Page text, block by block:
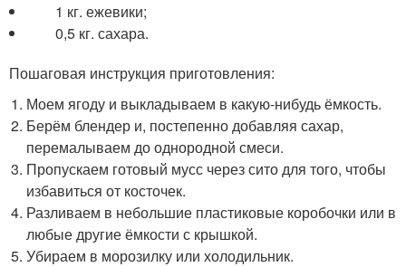
1 кг. ежевики;
0,5 кг. сахара.
Пошаговая инструкция приготовления:
Моем ягоду и выкладываем в какую-нибудь ёмкость.
Берём блендер и, постепенно добавляя сахар,
перемалываем до однородной смеси.
Пропускаем готовый мусс через сито для того, чтобы
избавиться от косточек.
Разливаем в небольшие пластиковые коробочки или в
любые другие ёмкости с крышкой.
Убираем в морозилку или холодильник.